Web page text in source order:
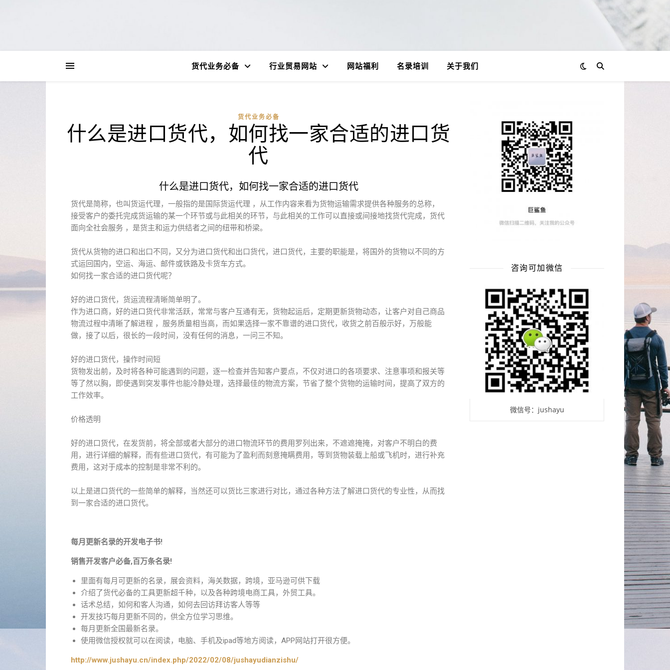
货代业务必备 行业贸易网站 网站福利 名录培训 关于我们
货代业务必备
什么是进口货代，如何找一家合适的进口货
代
什么是进口货代，如何找一家合适的进口货代
货代是简称，也叫货运代理，一般指的是国际货运代理 ，从工作内容来看为货物运输需求提供各种服务的总称，
接受客户的委托完成货运输的某一个环节或与此相关的环节，与此相关的工作可以直接或间接地找货代完成，货代
面向全社会服务 ，是货主和运力供结者之间的纽带和桥梁。
货代从货物的进口和出口不同，又分为进口货代和出口货代，进口货代，主要的职能是，将国外的货物以不同的方
式运回国内，空运、海运、邮件或铁路及卡货车方式。
如何找一家合适的进口货代呢？
好的进口货代，货运流程清晰简单明了。
作为进口商，好的进口货代非常活跃，常常与客户互通有无，货物起运后，定期更新货物动态，让客户对自己商品
物流过程中清晰了解进程 ，服务质量相当高，而如果选择一家不靠谱的进口货代，收货之前百般示好，万般能
做，接了以后，很长的一段时间，没有任何的消息，一问三不知。
好的进口货代，操作时间短
货物发出前，及时将各种可能遇到的问题，逐一检查并告知客户要点，不仅对进口的各项要求、注意事项和报关等
等了然以胸，即使遇到突发事件也能冷静处理，选择最佳的物流方案，节省了整个货物的运输时间，提高了双方的
工作效率。
价格透明
好的进口货代，在发货前，将全部或者大部分的进口物流环节的费用罗列出来，不遮遮掩掩，对客户不明白的费
用，进行详细的解释，而有些进口货代，有可能为了盈利而刻意掩瞒费用，等到货物装载上船或飞机时，进行补充
费用，这对于成本的控制是非常不利的。
以上是进口货代的一些简单的解释，当然还可以货比三家进行对比，通过各种方法了解进口货代的专业性，从而找
到一家合适的进口货代。
每月更新名录的开发电子书!
销售开发客户必备,百万条名录!
里面有每月可更新的名录，展会资料，海关数据，跨境，亚马逊可供下载
介绍了货代必备的工具更新超千种，以及各种跨境电商工具，外贸工具。
话术总结，如何和客人沟通，如何去回访拜访客人等等
开发技巧每月更新不同的，供全方位学习思维。
每月更新全国最新名录。
使用微信授权就可以在阅读，电脑、手机及ipad等地方阅读，APP网站打开很方便。
http://www.jushayu.cn/index.php/2022/02/08/jushayudianzishu/
咨询可加微信
微信号：jushayu